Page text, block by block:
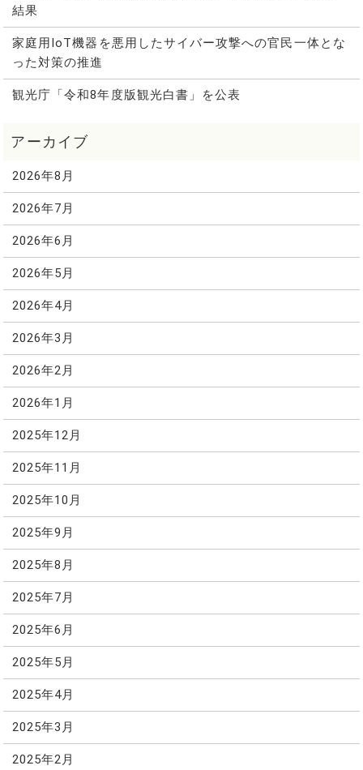
結果
家庭用IoT機器を悪用したサイバー攻撃への官民一体とな
った対策の推進
観光庁「令和8年度版観光白書」を公表
2026年8月
2026年7月
2026年6月
2026年5月
2026年4月
2026年3月
2026年2月
2026年1月
2025年12月
2025年11月
2025年10月
2025年9月
2025年8月
2025年7月
2025年6月
2025年5月
2025年4月
2025年3月
2025年2月